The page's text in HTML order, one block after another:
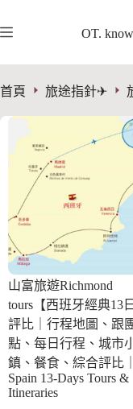
至
要
內
OT.
首頁 旅途指針✈︎
山富旅遊Richmond
tours【西班牙經典13日
評比｜行程地圖、跟
點、每日行程、城市
鎮、餐食、綜合評比｜
Spain 13-Days Tours &
Itineraries